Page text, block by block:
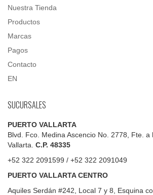
Nuestra Tienda
Productos
Marcas
Pagos
Contacto
EN
SUCURSALES
PUERTO VALLARTA
Blvd. Fco. Medina Ascencio No. 2778, Fte.
Vallarta. C.P. 48335
+52 322 2091599 / +52 322 2091049
PUERTO VALLARTA CENTRO
Aquiles Serdán #242, Local 7 y 8, Esquina